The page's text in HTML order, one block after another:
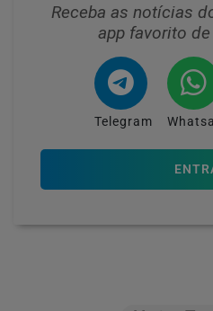
Receba as notícias
app favorito
Telegram